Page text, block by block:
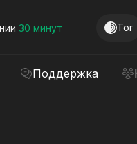
30 минут Tor
Поддержка